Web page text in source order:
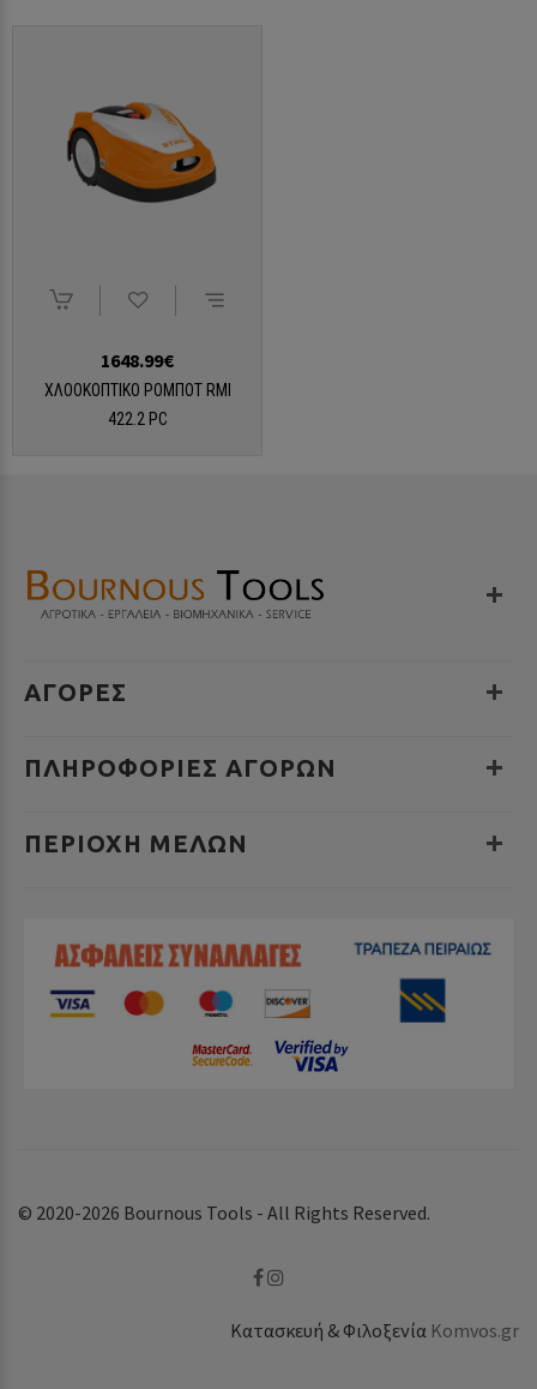
1648.99€
ΧΛΟΟΚΟΠΤΙΚΟ ΡΟΜΠΟΤ RMI
422.2 PC
ΑΓΟΡΕΣ
ΠΛΗΡΟΦΟΡΊΕΣ ΑΓΟΡΏΝ
ΠΕΡΙΟΧΉ ΜΕΛΏΝ
© 2020-2026 Bournous Tools - All Rights Reserved.
Κατασκευή & Φιλοξενία Komvos.gr